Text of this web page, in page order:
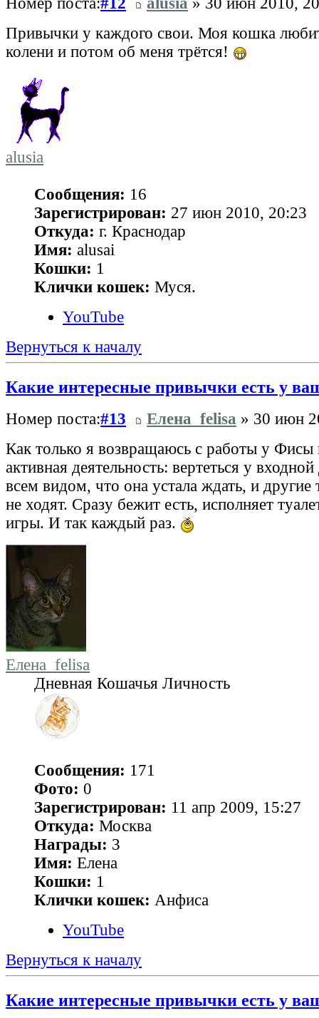
Привычки у каждого свои. Моя кошка любит
колени и потом об меня трётся!
alusia
Сообщения: 16
Зарегистрирован: 27 июн 2010, 20:23
Откуда: г. Краснодар
Имя: alusai
Кошки: 1
Клички кошек: Муся.
YouTube
Вернуться к началу
Какие интересные привычки есть у
Номер поста:#13 Елена_felisa » 30 июн
Как только я возвращаюсь с работы у Фисы
активная деятельность: вертеться у
всем видом, что она устала ждать, и другие
не ходят. Сразу бежит есть, исполняет
игры. И так каждый раз.
Елена_felisa
Дневная Кошачья Личность
Сообщения: 171
Фото: 0
Зарегистрирован: 11 апр 2009, 15:27
Откуда: Москва
Награды: 3
Имя: Елена
Кошки: 1
Клички кошек: Анфиса
YouTube
Вернуться к началу
Какие интересные привычки есть у